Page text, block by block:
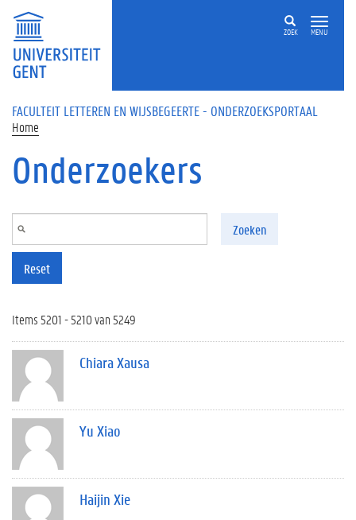
Overslaan en naar de inhoud gaan
ZOEK MENU
FACULTEIT LETTEREN EN WIJSBEGEERTE - ONDERZOEKSPORTAAL
Home
Onderzoekers
Zoeken
Reset
Items 5201 - 5210 van 5249
Chiara Xausa
Yu Xiao
Haijin Xie